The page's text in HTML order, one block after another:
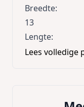
Breedte:
13
Lengte:
13
Lees volledige